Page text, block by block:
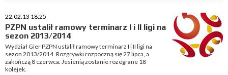
22.02.13 18:25
PZPN ustalił ramowy terminarz I i II ligi na
sezon 2013/2014
Wydział Gier PZPN ustalił ramowy terminarz I i II ligi na
sezon 2013/2014. Rozgrywki rozpoczną się 27 lipca, a
zakończą 8 czerwca. Jesienią zostanie rozegrane 18
kolejek.